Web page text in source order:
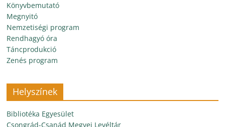
Könyvbemutató
Megnyitó
Nemzetiségi program
Rendhagyó óra
Táncprodukció
Zenés program
Helyszínek
Bibliotéka Egyesület
Csongrád-Csanád Megyei Levéltár